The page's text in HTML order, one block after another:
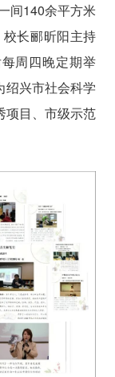
间140余平方米
校长郦昕阳主持
周四晚定期举
绍兴市社会科学
项目、市级示范